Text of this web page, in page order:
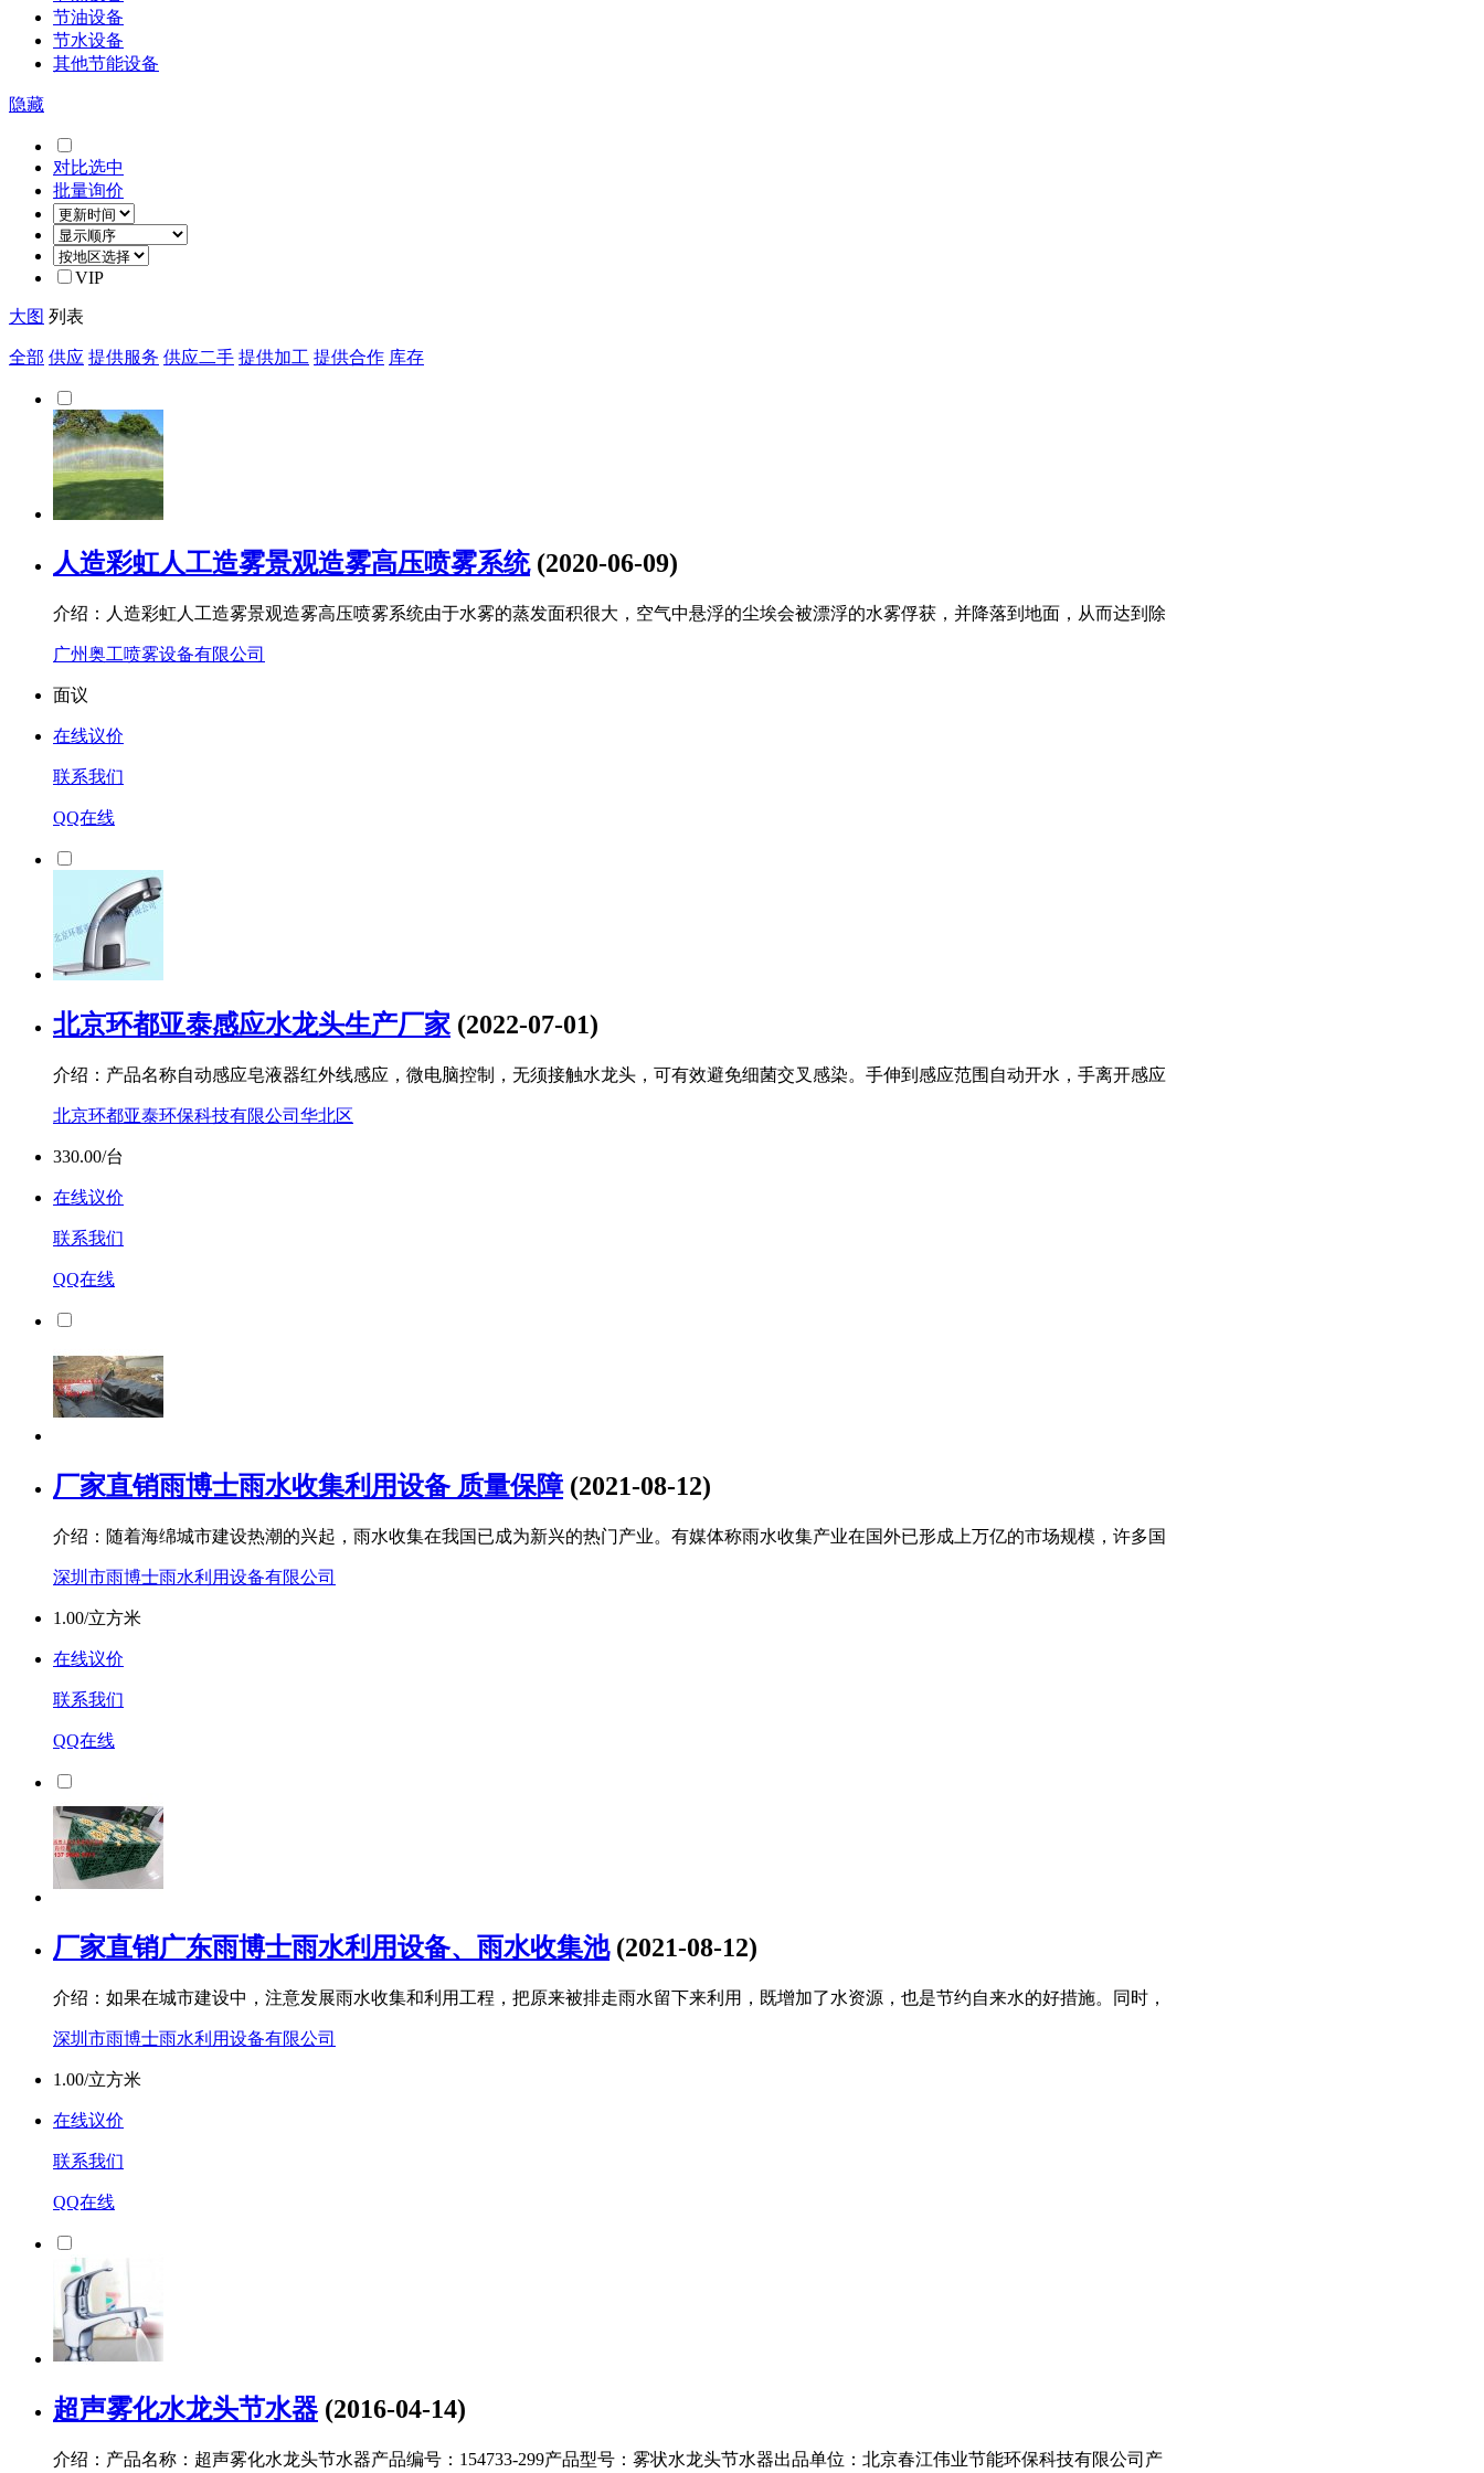
节油设备
节水设备
其他节能设备
隐藏
对比选中
批量询价
VIP
大图 列表
全部 供应 提供服务 供应二手 提供加工 提供合作 库存
人造彩虹人工造雾景观造雾高压喷雾系统 (2020-06-09)
介绍：人造彩虹人工造雾景观造雾高压喷雾系统由于水雾的蒸发面积很大，空气中悬浮的尘埃会被漂浮的水雾俘获，并降落到地面，从而达到除
广州奥工喷雾设备有限公司
面议
在线议价
联系我们
QQ在线
北京环都亚泰感应水龙头生产厂家 (2022-07-01)
介绍：产品名称自动感应皂液器红外线感应，微电脑控制，无须接触水龙头，可有效避免细菌交叉感染。手伸到感应范围自动开水，手离开感应
北京环都亚泰环保科技有限公司华北区
330.00/台
在线议价
联系我们
QQ在线
厂家直销雨博士雨水收集利用设备 质量保障 (2021-08-12)
介绍：随着海绵城市建设热潮的兴起，雨水收集在我国已成为新兴的热门产业。有媒体称雨水收集产业在国外已形成上万亿的市场规模，许多国
深圳市雨博士雨水利用设备有限公司
1.00/立方米
在线议价
联系我们
QQ在线
厂家直销广东雨博士雨水利用设备、雨水收集池 (2021-08-12)
介绍：如果在城市建设中，注意发展雨水收集和利用工程，把原来被排走雨水留下来利用，既增加了水资源，也是节约自来水的好措施。同时，
深圳市雨博士雨水利用设备有限公司
1.00/立方米
在线议价
联系我们
QQ在线
超声雾化水龙头节水器 (2016-04-14)
介绍：产品名称：超声雾化水龙头节水器产品编号：154733-299产品型号：雾状水龙头节水器出品单位：北京春江伟业节能环保科技有限公司产